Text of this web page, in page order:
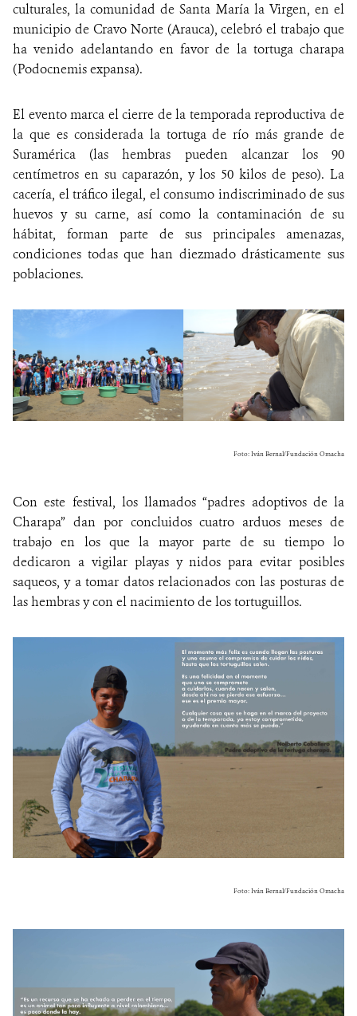
culturales, la comunidad de Santa María la Virgen, en el
municipio de Cravo Norte (Arauca), celebró el trabajo que
ha venido adelantando en favor de la tortuga charapa
(Podocnemis expansa).
El evento marca el cierre de la temporada reproductiva de
la que es considerada la tortuga de río más grande de
Suramérica (las hembras pueden alcanzar los 90
centímetros en su caparazón, y los 50 kilos de peso). La
cacería, el tráfico ilegal, el consumo indiscriminado de sus
huevos y su carne, así como la contaminación de su
hábitat, forman parte de sus principales amenazas,
condiciones todas que han diezmado drásticamente sus
poblaciones.
Foto: Iván Bernal/Fundación Omacha
Con este festival, los llamados “padres adoptivos de la
Charapa” dan por concluidos cuatro arduos meses de
trabajo en los que la mayor parte de su tiempo lo
dedicaron a vigilar playas y nidos para evitar posibles
saqueos, y a tomar datos relacionados con las posturas de
las hembras y con el nacimiento de los tortuguillos.
Foto: Iván Bernal/Fundación Omacha